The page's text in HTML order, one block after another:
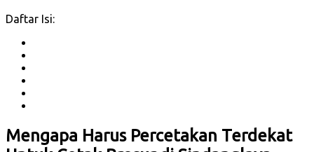
Daftar Isi:
Mengapa Harus Percetakan Terdekat